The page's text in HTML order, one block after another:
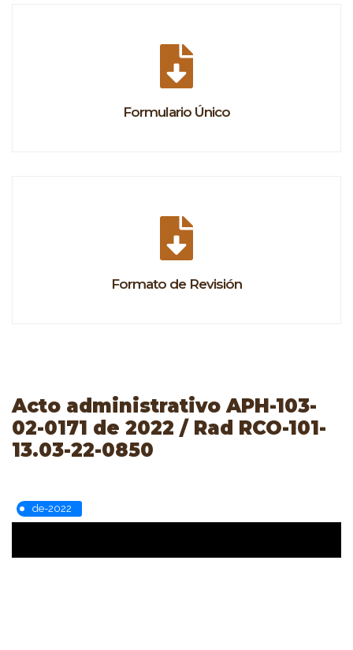
Formulario Único
Formato de Revisión
Acto administrativo APH-103-
02-0171 de 2022 / Rad RCO-101-
13.03-22-0850
de-2022